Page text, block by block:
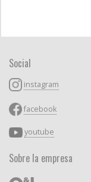
Social
instagram
facebook
youtube
Sobre la empresa